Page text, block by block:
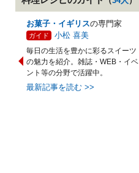
お菓子・イギリスの専門家
ガイド 小松 喜美
毎日の生活を豊かに彩るスイーツ
の魅力を紹介。雑誌・WEB・イベ
ント等の分野で活躍中。
最新記事を読む >>